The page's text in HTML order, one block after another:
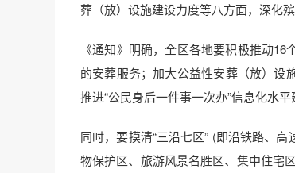
葬（放）设施建设力度等八方面，深化殡
《通知》明确，全区各地要积极推动
的安葬服务；加大公益性安葬（放）设
推进“公民身后一件事一次办”信息化水平
同时，要摸清“三沿七区” (即沿铁路、
物保护区、旅游风景名胜区、集中住宅